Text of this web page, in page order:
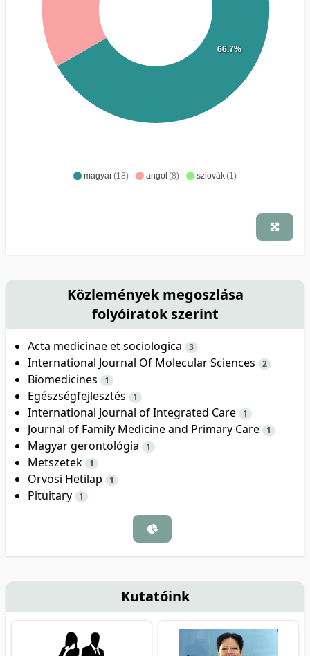
magyar(18) angol (8) szlovák(1)
66.7%
Közlemények megoszlása
folyóiratok szerint
Acta medicinae et sociologica 3
International Journal Of Molecular Sciences 2
Biomedicines 1
Egészségfejlesztés 1
International Journal of Integrated Care 1
Journal of Family Medicine and Primary Care 1
Magyar gerontológia 1
Metszetek 1
Orvosi Hetilap 1
Pituitary 1
Kutatóink